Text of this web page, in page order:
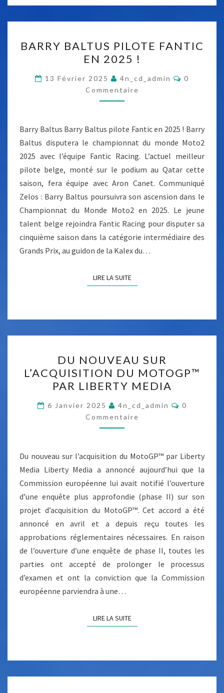
A
R
N
A
U
T
S
T
D
E
B
U
R
I
R
A
A
R
R
Y
B
L
T
U
S
P
I
L
O
T
E
A
I
C
N
2
5
!
BARRY BALTUS PILOTE FANTIC
EN 2025 !
13 Février 2025 4n_cd_admin
C
A
I
R
E
0
Commentaire
Barry Baltus Barry Baltus pilote Fantic en 2025 ! Barry
Baltus disputera le championnat du monde Moto2
2025 avec l’équipe Fantic Racing. L’actuel meilleur
pilote belge, monté sur le podium au Qatar cette
saison, fera équipe avec Aron Canet. Communiqué
Zelos : Barry Baltus poursuivra son ascension dans le
Championnat du Monde Moto2 en 2025. Le jeune
talent belge rejoindra Fantic Racing pour disputer sa
cinquième saison dans la catégorie intermédiaire des
Grands Prix, au guidon de la Kalex du…
LIRE LA SUITELIRE LA SUITE
U
N
O
U
V
E
U
S
U
R
L
A
C
Q
U
I
I
O
N
DU NOUVEAU SUR
L’ACQUISITION DU MOTOGP™
PAR LIBERTY MEDIA
6 Janvier 2025 4n_cd_admin
C
A
R
E
0
Commentaire
Du nouveau sur l’acquisition du MotoGP™ par Liberty
Media Liberty Media a annoncé aujourd’hui que la
Commission européenne lui avait notifié l’ouverture
d’une enquête plus approfondie (phase II) sur son
projet d’acquisition du MotoGP™. Cet accord a été
annoncé en avril et a depuis reçu toutes les
approbations réglementaires nécessaires. En raison
de l’ouverture d’une enquête de phase II, toutes les
parties ont accepté de prolonger le processus
d’examen et ont la conviction que la Commission
européenne parviendra à une…
LIRE LA SUITELIRE LA SUITE